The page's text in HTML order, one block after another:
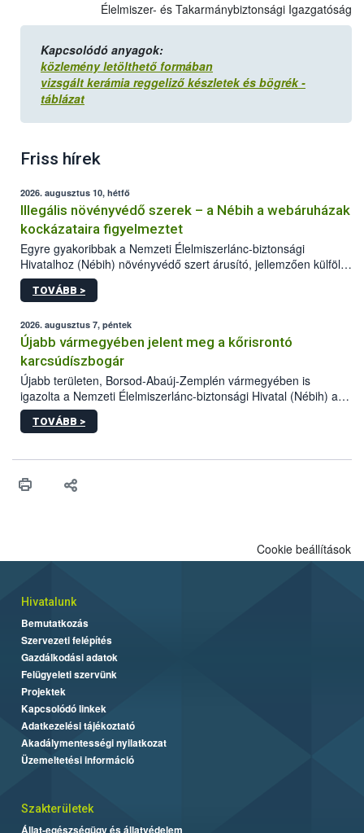
Élelmiszer- és Takarmánybiztonsági Igazgatóság
Kapcsolódó anyagok:
közlemény letölthető formában
vizsgált kerámia reggeliző készletek és bögrék -
táblázat
Friss hírek
2026. augusztus 10, hétfő
Illegális növényvédő szerek – a Nébih a webáruházak
kockázataira figyelmeztet
Egyre gyakoribbak a Nemzeti Élelmiszerlánc-biztonsági
Hivatalhoz (Nébih) növényvédő szert árusító, jellemzően külföldi
honlapok kapcsán érkező bejelentések. Emellett az ilyen
termékeket kínáló kéretlen online reklámok mennyisége is
összegyűjtötte az illegális növényvédő szerek kapcsán
előforduló árulkodó jeleket, valamint a webáruházakból való
vásárlás kockázatait.
TOVÁBB >
2026. augusztus 7, péntek
Újabb vármegyében jelent meg a kőrisrontó
karcsúdíszbogár
Újabb területen, Borsod-Abaúj-Zemplén vármegyében is
igazolta a Nemzeti Élelmiszerlánc-biztonsági Hivatal (Nébih) a
kőrisrontó karcsúdíszbogár (Agrilus planipennis) jelenlétét. A
kártevőt nem csak színcsapdában találták meg, de már fertőzött
az intenzív felderítést, emellett az intézkedéseket a szlovák
TOVÁBB >
Cookie beállítások
Hivatalunk
Bemutatkozás
Szervezeti felépítés
Gazdálkodási adatok
Felügyeleti szervünk
Projektek
Kapcsolódó linkek
Adatkezelési tájékoztató
Akadálymentességi nyilatkozat
Üzemeltetési információ
Szakterületek
Állat-egészségügy és állatvédelem